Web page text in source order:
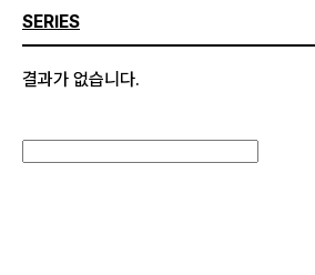
SERIES
결과가 없습니다.